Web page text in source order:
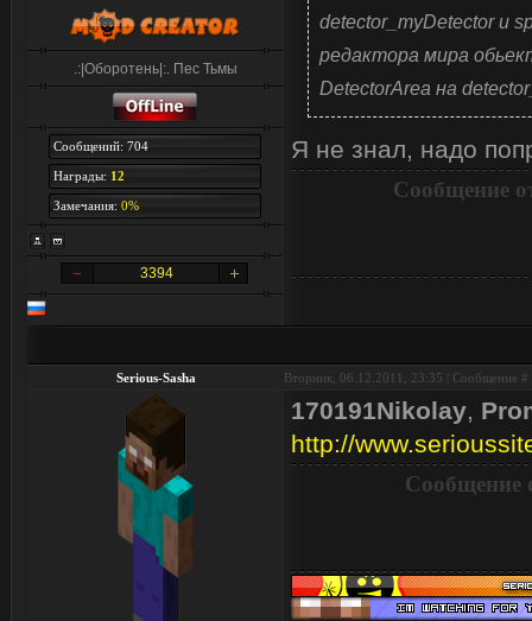
.:|Оборотень|:. Пес Тьмы
Сообщений: 704
Награды: 12
Замечания: 0%
3394
detector_myDetector и
редактора мира
DetectorArea на
Я не знал, надо
Сообщение
Serious-Sasha Вторник, 06.12.2011, 23:35 | Сообщение #
170191Nikolay,
http://
Сообщение